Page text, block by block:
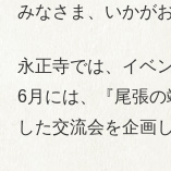
みなさま、いかが
永正寺では、イベ
6月には、『尾張
した交流会を企画